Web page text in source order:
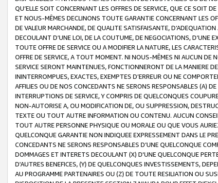
QU’ELLE SOIT CONCERNANT LES OFFRES DE SERVICE, QUE CE SOIT
ET NOUS-MÊMES DECLINONS TOUTE GARANTIE CONCERNANT LES
DE VALEUR MARCHANDE, DE QUALITE SATISFAISANTE,
DECOULANT D’UNE LOI, DE LA COUTUME, DE NEGOCIATIONS, D’UNE
TOUTE OFFRE DE SERVICE OU A MODIFIER LA NATURE, LES
OFFRE DE SERVICE, A TOUT MOMENT. NI NOUS-MÊMES NI AUCUN DE
SERVICE SERONT MAINTENUES, FONCTIONNERONT DE LA MANIERE
ININTERROMPUES, EXACTES, EXEMPTES D’ERREUR OU NE
AFFILIES OU DE NOS CONCEDANTS NE SERONS RESPONSABLES (A)
INTERRUPTIONS DE SERVICE, Y COMPRIS DE QUELCONQUES
NON-AUTORISE A, OU MODIFICATION DE, OU SUPPRESSION,
TEXTE OU TOUT AUTRE INFORMATION OU CONTENU. AUCUN
TOUT AUTRE PERSONNE PHYSIQUE OU MORALE OU QUE VOUS
QUELCONQUE GARANTIE NON INDIQUEE EXPRESSEMENT DANS LE
CONCEDANTS NE SERONS RESPONSABLES D’UNE QUELCONQUE
DOMMAGES ET INTERETS DECOULANT (X) D'UNE QUELCONQUE
D'AUTRES BENEFICES, (Y) DE QUELCONQUES INVESTISSEMENTS,
AU PROGRAMME PARTENAIRES OU (Z) DE TOUTE RESILIATION OU